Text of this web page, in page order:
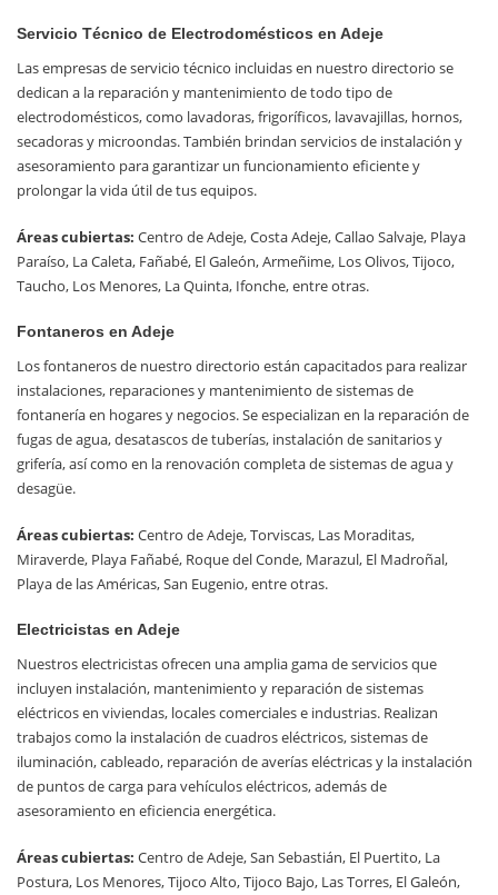
Servicio Técnico de Electrodomésticos en Adeje
Las empresas de servicio técnico incluidas en nuestro directorio se
dedican a la reparación y mantenimiento de todo tipo de
electrodomésticos, como lavadoras, frigoríficos, lavavajillas, hornos,
secadoras y microondas. También brindan servicios de instalación y
asesoramiento para garantizar un funcionamiento eficiente y
prolongar la vida útil de tus equipos.
Áreas cubiertas: Centro de Adeje, Costa Adeje, Callao Salvaje, Playa
Paraíso, La Caleta, Fañabé, El Galeón, Armeñime, Los Olivos, Tijoco,
Taucho, Los Menores, La Quinta, Ifonche, entre otras.
Fontaneros en Adeje
Los fontaneros de nuestro directorio están capacitados para realizar
instalaciones, reparaciones y mantenimiento de sistemas de
fontanería en hogares y negocios. Se especializan en la reparación de
fugas de agua, desatascos de tuberías, instalación de sanitarios y
grifería, así como en la renovación completa de sistemas de agua y
desagüe.
Áreas cubiertas: Centro de Adeje, Torviscas, Las Moraditas,
Miraverde, Playa Fañabé, Roque del Conde, Marazul, El Madroñal,
Playa de las Américas, San Eugenio, entre otras.
Electricistas en Adeje
Nuestros electricistas ofrecen una amplia gama de servicios que
incluyen instalación, mantenimiento y reparación de sistemas
eléctricos en viviendas, locales comerciales e industrias. Realizan
trabajos como la instalación de cuadros eléctricos, sistemas de
iluminación, cableado, reparación de averías eléctricas y la instalación
de puntos de carga para vehículos eléctricos, además de
asesoramiento en eficiencia energética.
Áreas cubiertas: Centro de Adeje, San Sebastián, El Puertito, La
Postura, Los Menores, Tijoco Alto, Tijoco Bajo, Las Torres, El Galeón,